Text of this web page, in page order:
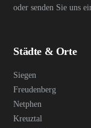
oder senden Sie uns
Städte & Orte
Siegen
Freudenberg
Netphen
Kreuztal